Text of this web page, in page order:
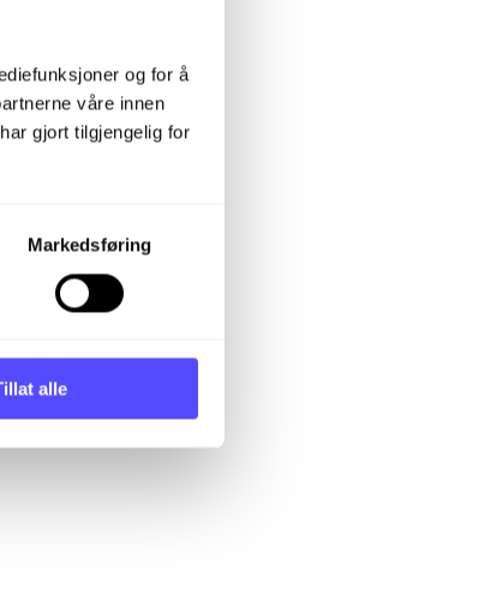
og for å
våre innen
gjort tilgjengelig for
Markedsføring
alle